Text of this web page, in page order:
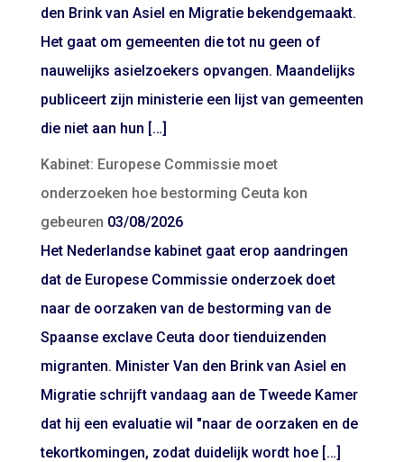
den Brink van Asiel en Migratie bekendgemaakt.
Het gaat om gemeenten die tot nu geen of
nauwelijks asielzoekers opvangen. Maandelijks
publiceert zijn ministerie een lijst van gemeenten
die niet aan hun […]
Kabinet: Europese Commissie moet
onderzoeken hoe bestorming Ceuta kon
gebeuren 03/08/2026
Het Nederlandse kabinet gaat erop aandringen
dat de Europese Commissie onderzoek doet
naar de oorzaken van de bestorming van de
Spaanse exclave Ceuta door tienduizenden
migranten. Minister Van den Brink van Asiel en
Migratie schrijft vandaag aan de Tweede Kamer
dat hij een evaluatie wil "naar de oorzaken en de
tekortkomingen, zodat duidelijk wordt hoe […]